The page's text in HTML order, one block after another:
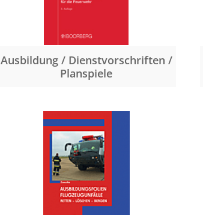
Ausbildung / Dienstvorschriften /
Planspiele